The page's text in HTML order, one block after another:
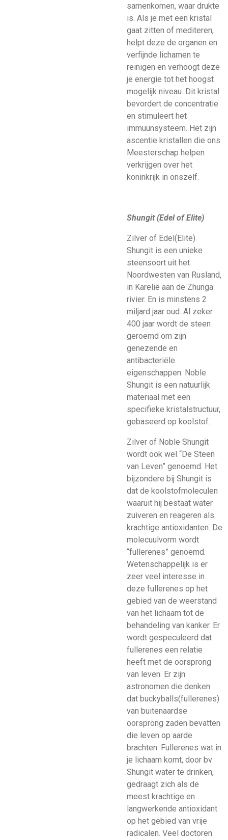
samenkomen, waar drukte
is. Als je met een kristal
gaat zitten of mediteren,
helpt deze de organen en
verfijnde lichamen te
reinigen en verhoogt deze
je energie tot het hoogst
mogelijk niveau. Dit kristal
bevordert de concentratie
en stimuleert het
immuunsysteem. Het zijn
ascentie kristallen die ons
Meesterschap helpen
verkrijgen over het
koninkrijk in onszelf.
Shungit (Edel of Elite)
Zilver of Edel(Elite)
Shungit is een unieke
steensoort uit het
Noordwesten van Rusland,
in Karelië aan de Zhunga
rivier. En is minstens 2
miljard jaar oud. Al zeker
400 jaar wordt de steen
geroemd om zijn
genezende en
antibacteriële
eigenschappen. Noble
Shungit is een natuurlijk
materiaal met een
specifieke kristalstructuur,
gebaseerd op koolstof.
Zilver of Noble Shungit
wordt ook wel “De Steen
van Leven” genoemd. Het
bijzondere bij Shungit is
dat de koolstofmoleculen
waaruit hij bestaat water
zuiveren en reageren als
krachtige antioxidanten. De
molecuulvorm wordt
“fullerenes” genoemd.
Wetenschappelijk is er
zeer veel interesse in
deze fullerenes op het
gebied van de weerstand
van het lichaam tot de
behandeling van kanker. Er
wordt gespeculeerd dat
fullerenes een relatie
heeft met de oorsprong
van leven. Er zijn
astronomen die denken
dat buckyballs(fullerenes)
van buitenaardse
oorsprong zaden bevatten
die leven op aarde
brachten. Fullerenes wat in
je lichaam komt, door bv
Shungit water te drinken,
gedraagt zich als de
meest krachtige en
langwerkende antioxidant
op het gebied van vrije
radicalen. Veel doctoren